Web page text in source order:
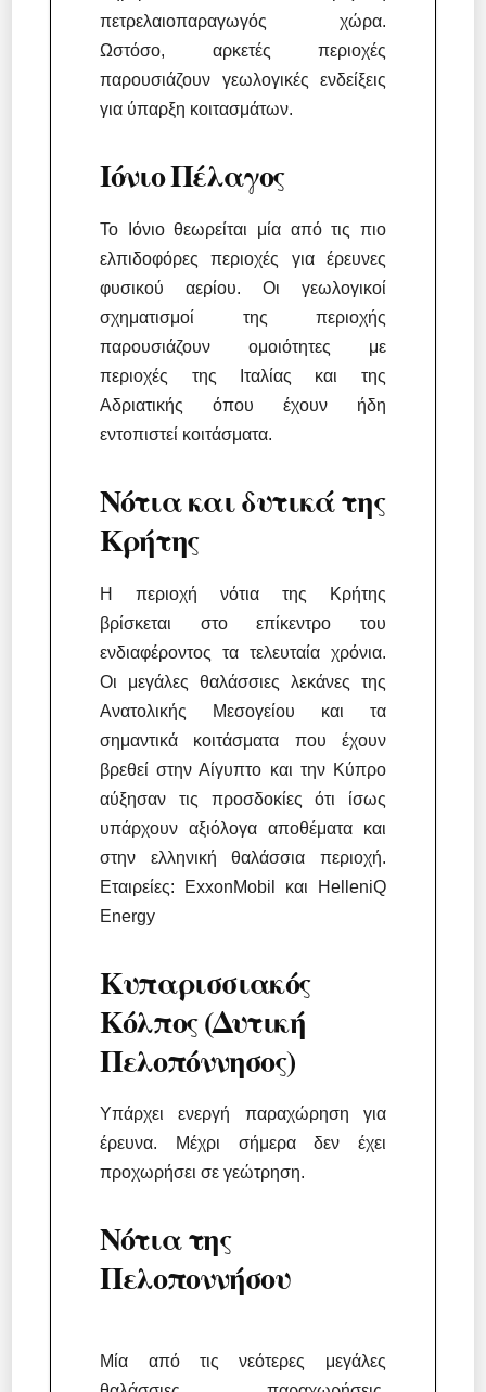
πετρελαιοπαραγωγός χώρα.
Ωστόσο, αρκετές περιοχές
παρουσιάζουν γεωλογικές ενδείξεις
για ύπαρξη κοιτασμάτων.
Ιόνιο Πέλαγος
Το Ιόνιο θεωρείται μία από τις πιο
ελπιδοφόρες περιοχές για έρευνες
φυσικού αερίου. Οι γεωλογικοί
σχηματισμοί της περιοχής
παρουσιάζουν ομοιότητες με
περιοχές της Ιταλίας και της
Αδριατικής όπου έχουν ήδη
εντοπιστεί κοιτάσματα.
Νότια και δυτικά της
Κρήτης
Η περιοχή νότια της Κρήτης
βρίσκεται στο επίκεντρο του
ενδιαφέροντος τα τελευταία χρόνια.
Οι μεγάλες θαλάσσιες λεκάνες της
Ανατολικής Μεσογείου και τα
σημαντικά κοιτάσματα που έχουν
βρεθεί στην Αίγυπτο και την Κύπρο
αύξησαν τις προσδοκίες ότι ίσως
υπάρχουν αξιόλογα αποθέματα και
στην ελληνική θαλάσσια περιοχή.
Εταιρείες: ExxonMobil και HelleniQ
Energy
Κυπαρισσιακός
Κόλπος (Δυτική
Πελοπόννησος)
Υπάρχει ενεργή παραχώρηση για
έρευνα. Μέχρι σήμερα δεν έχει
προχωρήσει σε γεώτρηση.
Νότια της
Πελοποννήσου
Μία από τις νεότερες μεγάλες